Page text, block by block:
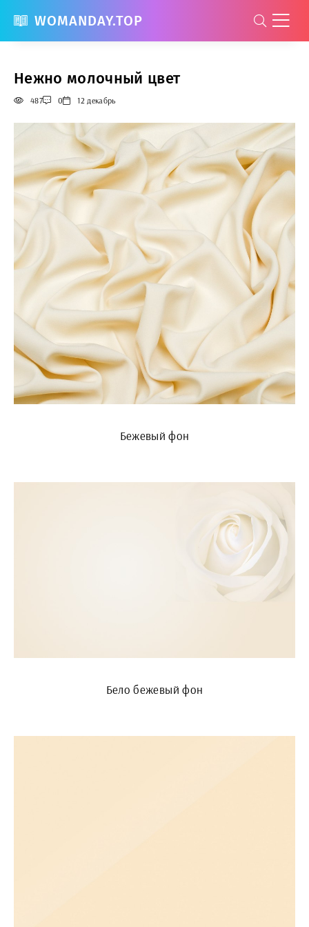
WOMANDAY.TOP
Нежно молочный цвет
487 0 12 декабрь
Бежевый фон
Бело бежевый фон